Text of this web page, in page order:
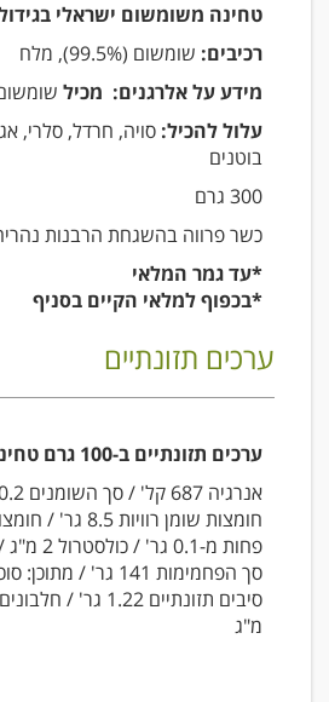
טחינה משומשום ישראלי
רכיבים: שומשום (99.5%), מלח
מידע על אלרגנים: מכיל
עלול להכיל: סויה, חרדל, סלרי,
בוטנים
300 גרם
כשר פרווה בהשגחת הרבנות
*עד גמר המלאי
*בכפוף למלאי הקיים בסניף
ערכים תזונתיים
ערכים תזונתיים ב-100 גרם טחינה גולמית:
חומצות שומן
מ"ג